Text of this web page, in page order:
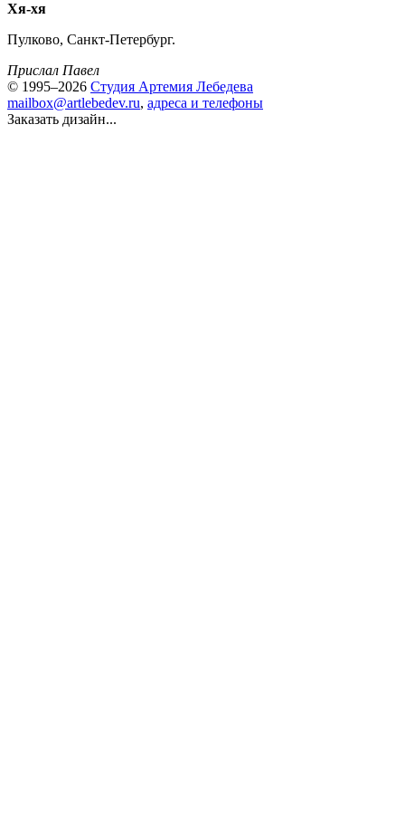
Хя-хя
Пулково, Санкт-Петербург.
Прислал Павел
© 1995–2026 Студия Артемия Лебедева
mailbox@artlebedev.ru, адреса и телефоны
Заказать дизайн...